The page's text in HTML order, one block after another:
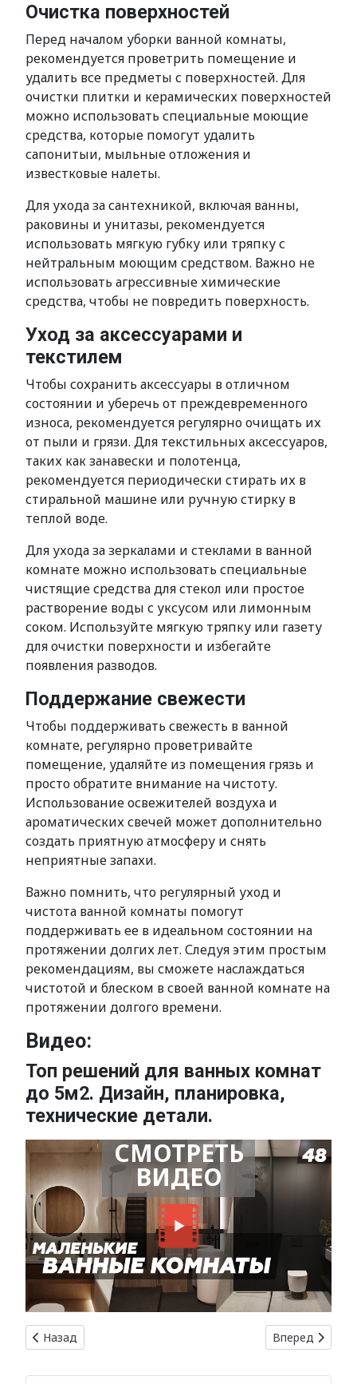
Очистка поверхностей
Перед началом уборки ванной комнаты,
рекомендуется проветрить помещение и
удалить все предметы с поверхностей. Для
очистки плитки и керамических поверхностей
можно использовать специальные моющие
средства, которые помогут удалить
сапонитыи, мыльные отложения и
известковые налеты.
Для ухода за сантехникой, включая ванны,
раковины и унитазы, рекомендуется
использовать мягкую губку или тряпку с
нейтральным моющим средством. Важно не
использовать агрессивные химические
средства, чтобы не повредить поверхность.
Уход за аксессуарами и
текстилем
Чтобы сохранить аксессуары в отличном
состоянии и уберечь от преждевременного
износа, рекомендуется регулярно очищать их
от пыли и грязи. Для текстильных аксессуаров,
таких как занавески и полотенца,
рекомендуется периодически стирать их в
стиральной машине или ручную стирку в
теплой воде.
Для ухода за зеркалами и стеклами в ванной
комнате можно использовать специальные
чистящие средства для стекол или простое
растворение воды с уксусом или лимонным
соком. Используйте мягкую тряпку или газету
для очистки поверхности и избегайте
появления разводов.
Поддержание свежести
Чтобы поддерживать свежесть в ванной
комнате, регулярно проветривайте
помещение, удаляйте из помещения грязь и
просто обратите внимание на чистоту.
Использование освежителей воздуха и
ароматических свечей может дополнительно
создать приятную атмосферу и снять
неприятные запахи.
Важно помнить, что регулярный уход и
чистота ванной комнаты помогут
поддерживать ее в идеальном состоянии на
протяжении долгих лет. Следуя этим простым
рекомендациям, вы сможете наслаждаться
чистотой и блеском в своей ванной комнате на
протяжении долгого времени.
Видео:
Топ решений для ванных комнат
до 5м2. Дизайн, планировка,
технические детали.
СМОТРЕТЬ
ВИДЕО
Предыдущий: Курсы отделочных работ: как повысить
Назад Следующий:
Вперед